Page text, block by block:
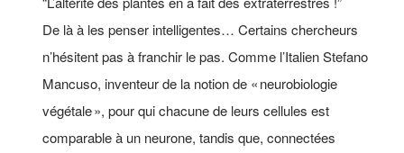
De là à les penser intelligentes… Certains chercheurs
n’hésitent pas à franchir le pas. Comme l’Italien Stefano
Mancuso, inventeur de la notion de « neurobiologie
végétale », pour qui chacune de leurs cellules est
comparable à un neurone, tandis que, connectées